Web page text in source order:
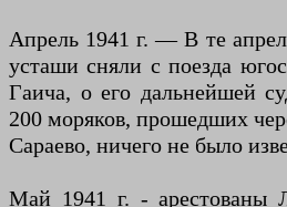
Апрель 1941 г. — В те
усташи сняли с поезда
Гаича, о его дальнейшей
200 моряков, прошедших
Сараево, ничего не было
Май 1941 г. - арестованы